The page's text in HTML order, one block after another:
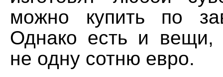
можно купить по
Однако есть и вещи,
не одну сотню евро.